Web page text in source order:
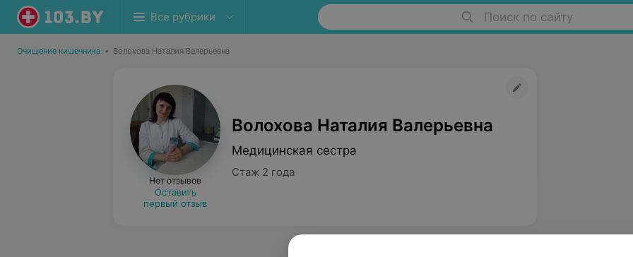
Все рубрики Поиск по сайту
Очищение кишечника • Волохова Наталия Валерьевна
Нет отзывов
Оставить
первый отзыв
Волохова Наталия Валерьевна
Медицинская сестра
Стаж 2 года